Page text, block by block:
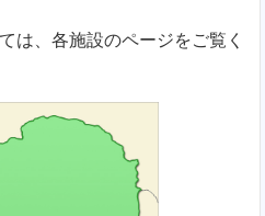
は、各施設のページをご覧く